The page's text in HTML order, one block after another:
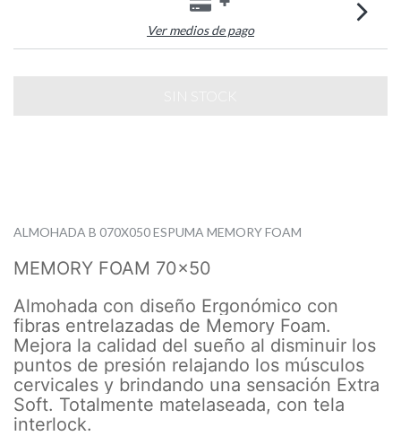
Ver medios de pago
ALMOHADA B 070X050 ESPUMA MEMORY FOAM
MEMORY FOAM 70x50
Almohada con diseño Ergonómico con
fibras entrelazadas de Memory Foam.
Mejora la calidad del sueño al disminuir los
puntos de presión relajando los músculos
cervicales y brindando una sensación Extra
Soft. Totalmente matelaseada, con tela
interlock.